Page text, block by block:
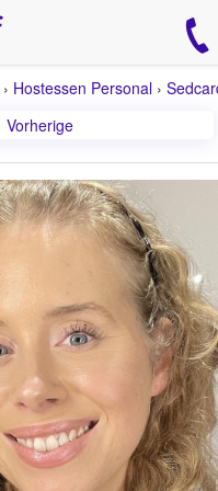
› Hostessen Personal ›
Vorherige